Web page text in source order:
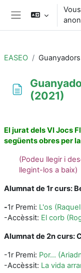
Passer au contenu
Panneau latéral
EASEO
(2021)
El jurat dels VI Jocs
següents obres per
(Podeu llegir i
llegint-los a baix)
Alumnat de 1r curs:
-1r Premi: L'os
-Accèssit: El corb
Alumnat de 2n curs:
-1r Premi: Por...
-Accèssit: La vida